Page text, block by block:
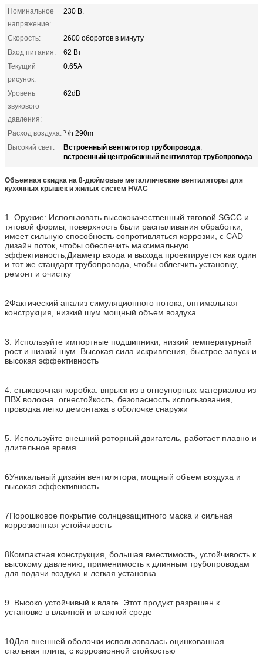
Номинальное
напряжение:
230 В.
Скорость:
2600 оборотов в минуту
Вход питания:
62 Вт
Текущий
рисунок:
0.65A
Уровень
звукового
давления:
62dB
Расход воздуха: ³ /h 290m
Высокий свет:
Встроенный вентилятор трубопровода,
встроенный центробежный вентилятор трубопровода
Объемная скидка на 8-дюймовые металлические вентиляторы для
кухонных крышек и жилых систем HVAC
1. Оружие: Использовать высококачественный тяговой SGCC и
тяговой формы, поверхность были распыливания обработки,
имеет сильную способность сопротивляться коррозии, с CAD
дизайн поток, чтобы обеспечить максимальную
эффективность,Диаметр входа и выхода проектируется как один
и тот же стандарт трубопровода, чтобы облегчить установку,
ремонт и очистку
2Фактический анализ симуляционного потока, оптимальная
конструкция, низкий шум мощный объем воздуха
3. Используйте импортные подшипники, низкий температурный
рост и низкий шум. Высокая сила искривления, быстрое запуск и
высокая эффективность
4. стыковочная коробка: впрыск из в огнеупорных материалов из
ПВХ волокна. огнестойкость, безопасность использования,
проводка легко демонтажа в оболочке снаружи
5. Используйте внешний роторный двигатель, работает плавно и
длительное время
6Уникальный дизайн вентилятора, мощный объем воздуха и
высокая эффективность
7Порошковое покрытие солнцезащитного маска и сильная
коррозионная устойчивость
8Компактная конструкция, большая вместимость, устойчивость к
высокому давлению, применимость к длинным трубопроводам
для подачи воздуха и легкая установка
9. Высоко устойчивый к влаге. Этот продукт разрешен к
установке в влажной и влажной среде
10Для внешней оболочки использовалась оцинкованная
стальная плита, с коррозионной стойкостью